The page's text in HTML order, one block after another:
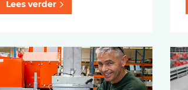
Lees verder